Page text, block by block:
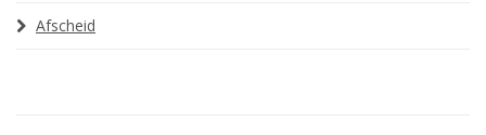
Afscheid